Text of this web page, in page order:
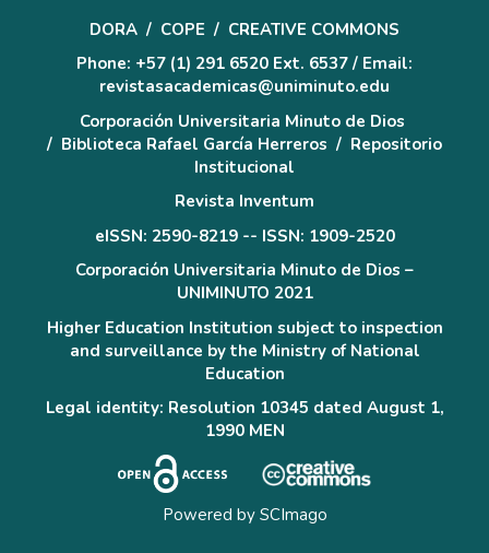
DORA / COPE / CREATIVE COMMONS
Phone: +57 (1) 291 6520 Ext. 6537 / Email:
revistasacademicas@uniminuto.edu
Corporación Universitaria Minuto de Dios
/ Biblioteca Rafael García Herreros / Repositorio
Institucional
Revista Inventum
eISSN: 2590-8219 -- ISSN: 1909-2520
Corporación Universitaria Minuto de Dios –
UNIMINUTO 2021
Higher Education Institution subject to inspection
and surveillance by the Ministry of National
Education
Legal identity: Resolution 10345 dated August 1,
1990 MEN
Powered by SCImago